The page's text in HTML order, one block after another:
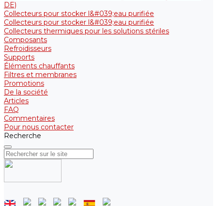
DE)
Collecteurs pour stocker l&#039;eau purifiée
Collecteurs pour stocker l&#039;eau purifiée
Collecteurs thermiques pour les solutions stériles
Composants
Refroidisseurs
Supports
Éléments chauffants
Filtres et membranes
Promotions
De la société
Articles
FAQ
Commentaires
Pour nous contacter
Recherche